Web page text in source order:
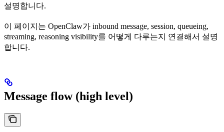
설명합니다.
이 페이지는 OpenClaw가 inbound message, session, queueing,
streaming, reasoning visibility를 어떻게 다루는지 연결해서 설명
합니다.
Message flow (high level)